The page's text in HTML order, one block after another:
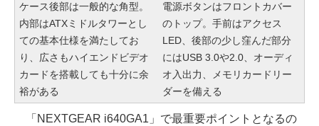
ケース後部は一般的な角型。
内部はATXミドルタワーとし
ての基本仕様を満たしてお
り、広さもハイエンドビデオ
カードを搭載しても十分に余
裕がある
電源ボタンはフロントカバー
のトップ。手前はアクセス
LED、後部の少し窪んだ部分
にはUSB 3.0や2.0、オーディ
オ入出力、メモリカードリー
ダーを備える
「NEXTGEAR i640GA1」で最重要ポイントとなるの